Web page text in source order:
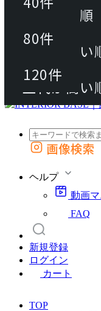
動画マニュ
FAQ
カート
外部サイトの商品
画像検索
ヘルプ
動画
FAQ
新規登録
ログイン
カート
TOP
80件
120件
おすすめ順
上代が安い
上代が高い
80件
120件